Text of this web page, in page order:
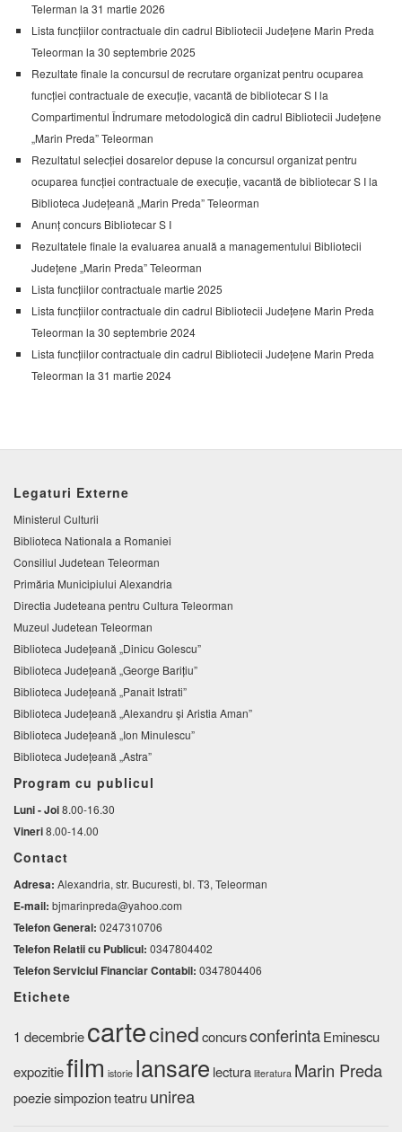
Telerman la 31 martie 2026
Lista funcțiilor contractuale din cadrul Bibliotecii Județene Marin Preda
Teleorman la 30 septembrie 2025
Rezultate finale la concursul de recrutare organizat pentru ocuparea
funcției contractuale de execuție, vacantă de bibliotecar S I la
Compartimentul Îndrumare metodologică din cadrul Bibliotecii Județene
„Marin Preda” Teleorman
Rezultatul selecției dosarelor depuse la concursul organizat pentru
ocuparea funcției contractuale de execuție, vacantă de bibliotecar S I la
Biblioteca Județeană „Marin Preda” Teleorman
Anunț concurs Bibliotecar S I
Rezultatele finale la evaluarea anuală a managementului Bibliotecii
Județene „Marin Preda” Teleorman
Lista funcțiilor contractuale martie 2025
Lista funcțiilor contractuale din cadrul Bibliotecii Județene Marin Preda
Teleorman la 30 septembrie 2024
Lista funcțiilor contractuale din cadrul Bibliotecii Județene Marin Preda
Teleorman la 31 martie 2024
Legaturi Externe
Ministerul Culturii
Biblioteca Nationala a Romaniei
Consiliul Judetean Teleorman
Primăria Municipiului Alexandria
Directia Judeteana pentru Cultura Teleorman
Muzeul Judetean Teleorman
Biblioteca Judeţeană „Dinicu Golescu”
Biblioteca Județeană „George Barițiu”
Biblioteca Judeţeană „Panait Istrati”
Biblioteca Judeţeană „Alexandru şi Aristia Aman”
Biblioteca Judeţeană „Ion Minulescu”
Biblioteca Județeană „Astra”
Program cu publicul
Luni - Joi8.00-16.30
Vineri8.00-14.00
Contact
Adresa: Alexandria, str. Bucuresti, bl. T3, Teleorman
E-mail: bjmarinpreda@yahoo.com
Telefon General: 0247310706
Telefon Relatii cu Publicul: 0347804402
Telefon Serviciul Financiar Contabil: 0347804406
Etichete
1 decembriecartecinedconcursconferintaEminescu
expozitiefilm istorie lansare lectura literatura Marin Preda
poeziesimpozionteatruunirea